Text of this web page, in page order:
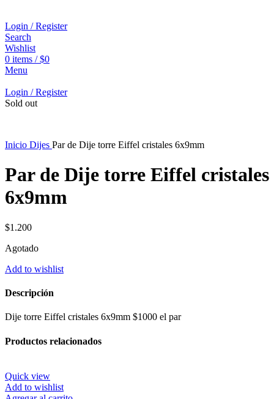
Login / Register
Search
Wishlist
0 items / $0
Menu
Login / Register
Sold out
Inicio Dijes Par de Dije torre Eiffel cristales 6x9mm
Par de Dije torre Eiffel cristales
6x9mm
$1.200
Agotado
Add to wishlist
Descripción
Dije torre Eiffel cristales 6x9mm $1000 el par
Productos relacionados
Quick view
Add to wishlist